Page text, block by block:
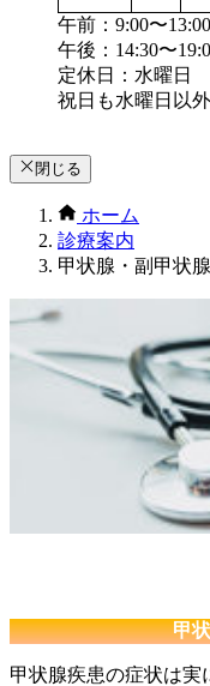
午前：9:00〜
午後：14:30〜
定休日：水曜日
祝日も水曜日以
閉じる
ホーム
診療案内
甲状腺・副甲状
甲
甲状腺疾患の症状は実